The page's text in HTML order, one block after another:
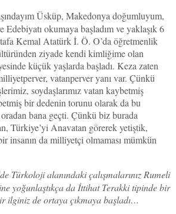
Üsküp, Makedonya doğumluyum,
Edebiyatı okumaya başladım ve yaklaşık 6
Kemal Atatürk İ. Ö. O’da öğretmenlik
ziyade kendi kimliğime olan
küçük yaşlarda başladı. Keza zaten
vatanperver yanı var. Çünkü
soydaşlarımız vatan kaybetmiş
bir dedenin torunu olarak da bu
bana geçti. Çünkü biz burada
Türkiye’yi Anavatan görerek yetiştik,
insanın da milliyetçi olmaması mümkün
Türkoloji alanındaki çalışmalarınız Rumeli
yoğunlaştıkça da İttihat Terakki tipinde bir
ilginiz de ortaya çıkmaya başladı…